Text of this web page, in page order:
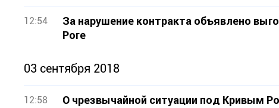
12:54
За нарушение контракта объявлено
Роге
03 сентября 2018
12:58 О чрезвычайной ситуации под Кривым